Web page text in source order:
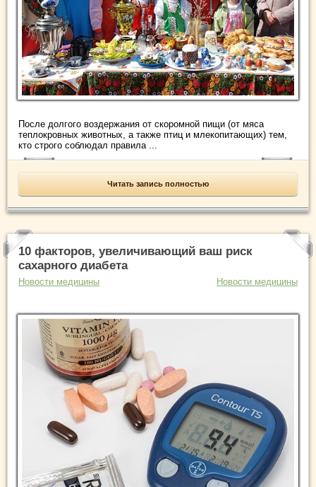
После долгого воздержания от скоромной пищи (от мяса
теплокровных животных, а также птиц и млекопитающих) тем,
кто строго соблюдал правила ...
Читать запись полностью
10 факторов, увеличивающий ваш риск
сахарного диабета
Новости медицины Новости медицины